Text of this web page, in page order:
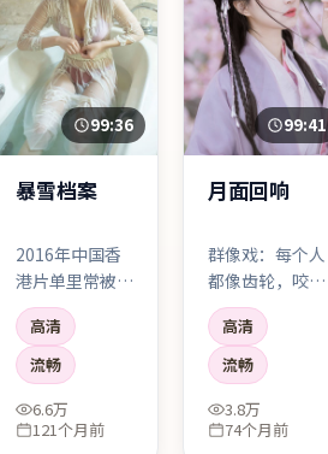
99:36
暴雪档案
2016年中国香
港片单里常被提
起的一部犯罪作
品。故事从一次
看似普通的决定
开始，却把人物
推向无法回头的
岔路；剪辑利
高清
流畅
6.6万
121个月前
99:41
月面回响
群像戏：每个人
都像齿轮，咬合
时发出刺耳声
响。没有绝对主
角，只有互相牵
连的命运。
高清
流畅
3.8万
74个月前